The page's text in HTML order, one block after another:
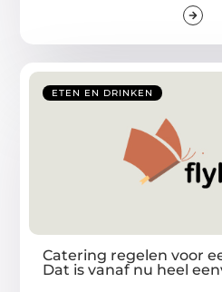
ETEN EN DRINKEN
Catering regelen voor
Dat is vanaf nu heel